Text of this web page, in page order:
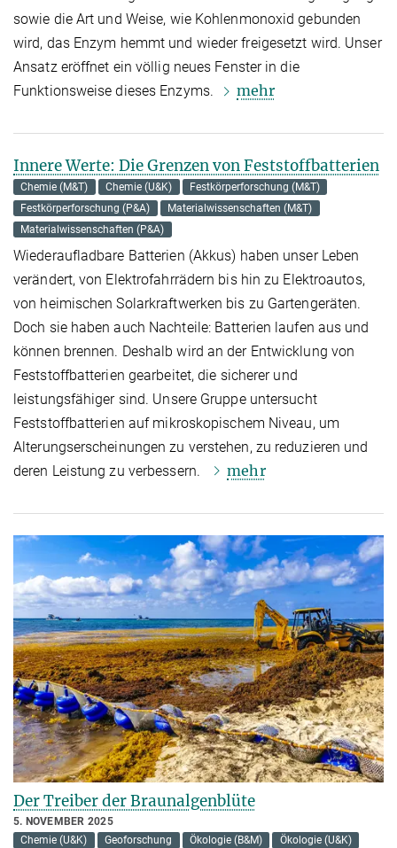
sowie die Art und Weise, wie Kohlenmonoxid gebunden
wird, das Enzym hemmt und wieder freigesetzt wird. Unser
Ansatz eröffnet ein völlig neues Fenster in die
Funktionsweise dieses Enzyms.
mehr
Innere Werte: Die Grenzen von Feststoffbatterien
Chemie (M&T) Chemie (U&K)
Festkörperforschung (M&T)
Festkörperforschung (P&A)
Materialwissenschaften (M&T)
Materialwissenschaften (P&A)
Wiederaufladbare Batterien (Akkus) haben unser Leben
verändert, von Elektrofahrrädern bis hin zu Elektroautos,
von heimischen Solarkraftwerken bis zu Gartengeräten.
Doch sie haben auch Nachteile: Batterien laufen aus und
können brennen. Deshalb wird an der Entwicklung von
Feststoffbatterien gearbeitet, die sicherer und
leistungsfähiger sind. Unsere Gruppe untersucht
Feststoffbatterien auf mikroskopischem Niveau, um
Alterungserscheinungen zu verstehen, zu reduzieren und
deren Leistung zu verbessern.
mehr
Der Treiber der Braunalgenblüte
5. NOVEMBER 2025
Chemie (U&K)
Geoforschung Ökologie (B&M) Ökologie (U&K)